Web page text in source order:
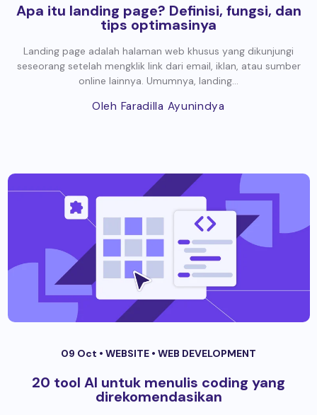
Apa itu landing page? Definisi, fungsi, dan
tips optimasinya
Landing page adalah halaman web khusus yang dikunjungi
seseorang setelah mengklik link dari email, iklan, atau sumber
online lainnya. Umumnya, landing...
Oleh Faradilla Ayunindya
09 Oct • WEBSITE • WEB DEVELOPMENT
20 tool AI untuk menulis coding yang
direkomendasikan